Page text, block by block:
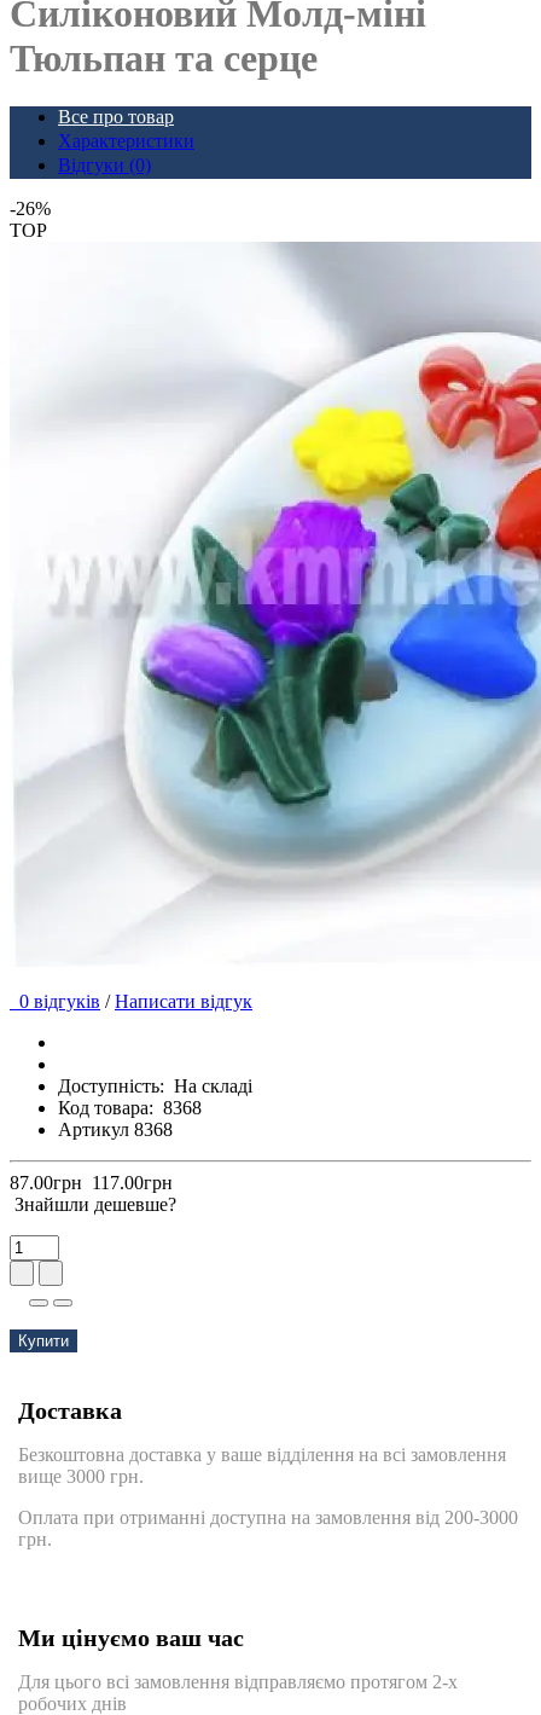
Силіконовий Молд-міні
Тюльпан та серце
Все про товар
Характеристики
Відгуки (0)
-26%
TOP
0 відгуків / Написати відгук
Доступність: На складі
Код товара: 8368
Артикул 8368
87.00грн 117.00грн
Знайшли дешевше?
Купити
Доставка
Безкоштовна доставка у ваше відділення на всі замовлення
вище 3000 грн.
Оплата при отриманні доступна на замовлення від 200-3000
грн.
Ми цінуємо ваш час
Для цього всі замовлення відправляємо протягом 2-х
робочих днів